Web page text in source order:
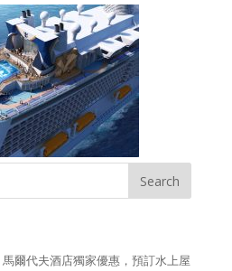
馬爾代夫酒店獨家優惠，預訂水上屋